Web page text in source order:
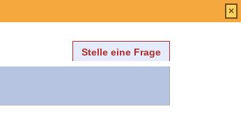
Stelle eine Frage
×